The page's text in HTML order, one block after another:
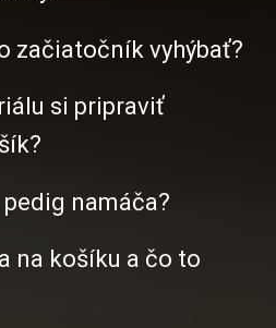
začiatočník vyhýbať?
si pripraviť
namáča?
na košíku a čo to